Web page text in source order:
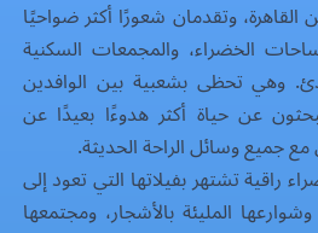
وتقدمان شعورًا أكثر ضواحيًا
الخضراء، والمجمعات السكنية
وهي تحظى بشعبية بين الوافدين
عن حياة أكثر هدوءًا بعيدًا عن
جميع وسائل الراحة الحديثة.
راقية تشتهر بفيلاتها التي تعود إلى
المليئة بالأشجار، ومجتمعها